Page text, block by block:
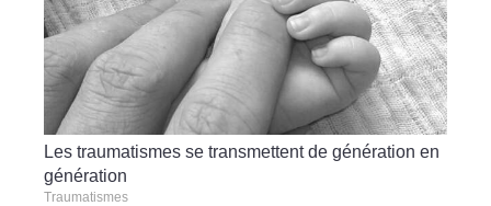
Les traumatismes se transmettent de génération en
génération
Traumatismes